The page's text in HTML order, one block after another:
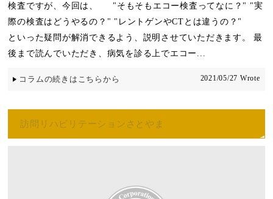
検査ですが、今回は、 "そもそもエコー検査ってなに？" "実
際の検査はどうやるの？" "レントゲンやCTとは違うの？"
といった疑問が解消できるよう、説明させていただきます。 最
後まで読んでいただき、病気を診る上でエコー...
コラムの続きはこちらから 2021/05/27 Wrote
訪問リハビリテーションさとやま